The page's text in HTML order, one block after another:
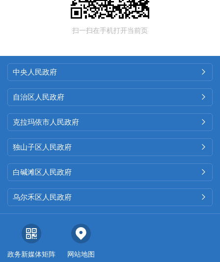
扫一扫在手机打开当前页
中央人民政府 
自治区人民政府 
克拉玛依市人民政府 
独山子区人民政府 
白碱滩区人民政府 
乌尔禾区人民政府 
政务新媒体矩阵 网站地图